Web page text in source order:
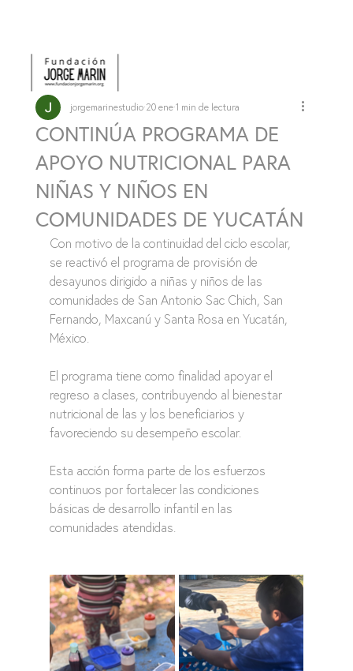
CONTINÚA PROGRAMA DE
APOYO NUTRICIONAL PARA
NIÑAS Y NIÑOS EN
COMUNIDADES DE YUCATÁN
jorgemarinestudio 20 ene 1 min de lectura
Con motivo de la continuidad del ciclo escolar,
se reactivó el programa de provisión de
desayunos dirigido a niñas y niños de las
comunidades de San Antonio Sac Chich, San
Fernando, Maxcanú y Santa Rosa en Yucatán,
México.
El programa tiene como finalidad apoyar el
regreso a clases, contribuyendo al bienestar
nutricional de las y los beneficiarios y
favoreciendo su desempeño escolar.
Esta acción forma parte de los esfuerzos
continuos por fortalecer las condiciones
básicas de desarrollo infantil en las
comunidades atendidas.